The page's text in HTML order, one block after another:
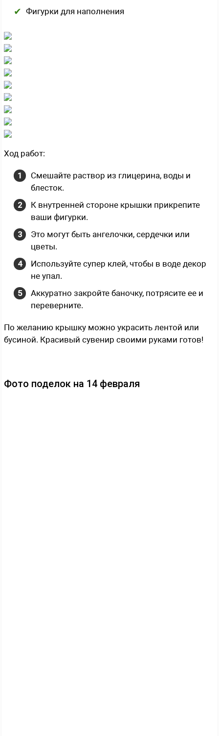
Фигурки для наполнения
Ход работ:
Смешайте раствор из глицерина, воды и
блесток.
К внутренней стороне крышки прикрепите
ваши фигурки.
Это могут быть ангелочки, сердечки или
цветы.
Используйте супер клей, чтобы в воде декор
не упал.
Аккуратно закройте баночку, потрясите ее и
переверните.
По желанию крышку можно украсить лентой или
бусиной. Красивый сувенир своими руками готов!
Фото поделок на 14 февраля